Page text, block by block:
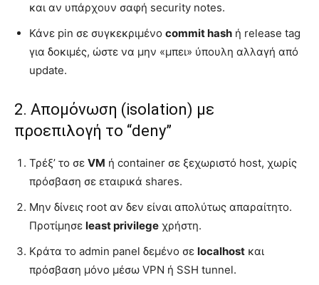
και αν υπάρχουν σαφή security notes.
Κάνε pin σε συγκεκριμένο commit hash ή release tag
για δοκιμές, ώστε να μην «μπει» ύπουλη αλλαγή από
update.
2. Απομόνωση (isolation) με
προεπιλογή το “deny”
Τρέξ’ το σε VM ή container σε ξεχωριστό host, χωρίς
πρόσβαση σε εταιρικά shares.
Μην δίνεις root αν δεν είναι απολύτως απαραίτητο.
Προτίμησε least privilege χρήστη.
Κράτα το admin panel δεμένο σε localhost και
πρόσβαση μόνο μέσω VPN ή SSH tunnel.